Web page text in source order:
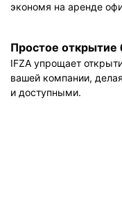
экономя на аренде
Простое открытие
IFZA упрощает
вашей компании,
и доступными.